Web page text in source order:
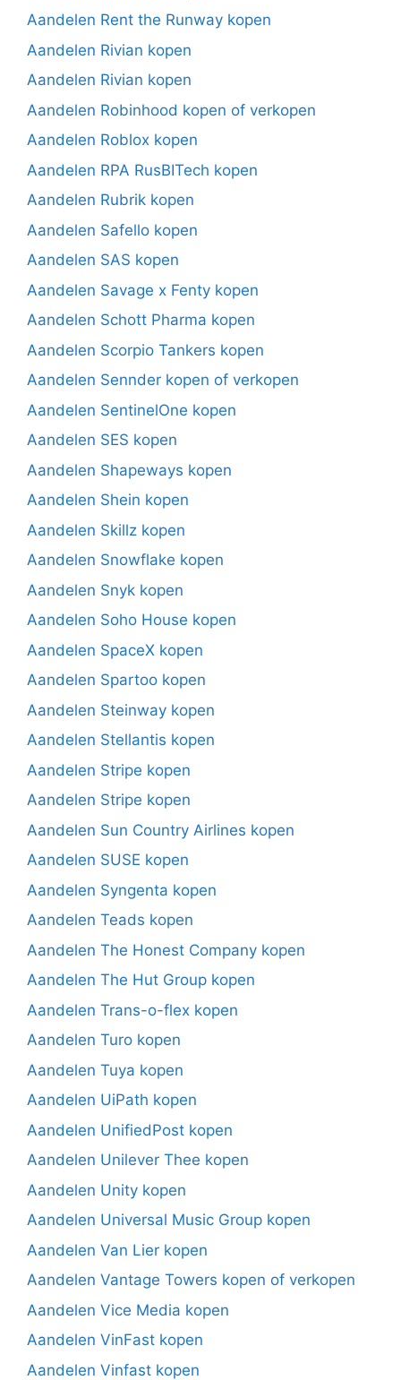
Aandelen Rent the Runway kopen
Aandelen Rivian kopen
Aandelen Rivian kopen
Aandelen Robinhood kopen of verkopen
Aandelen Roblox kopen
Aandelen RPA RusBITech kopen
Aandelen Rubrik kopen
Aandelen Safello kopen
Aandelen SAS kopen
Aandelen Savage x Fenty kopen
Aandelen Schott Pharma kopen
Aandelen Scorpio Tankers kopen
Aandelen Sennder kopen of verkopen
Aandelen SentinelOne kopen
Aandelen SES kopen
Aandelen Shapeways kopen
Aandelen Shein kopen
Aandelen Skillz kopen
Aandelen Snowflake kopen
Aandelen Snyk kopen
Aandelen Soho House kopen
Aandelen SpaceX kopen
Aandelen Spartoo kopen
Aandelen Steinway kopen
Aandelen Stellantis kopen
Aandelen Stripe kopen
Aandelen Stripe kopen
Aandelen Sun Country Airlines kopen
Aandelen SUSE kopen
Aandelen Syngenta kopen
Aandelen Teads kopen
Aandelen The Honest Company kopen
Aandelen The Hut Group kopen
Aandelen Trans-o-flex kopen
Aandelen Turo kopen
Aandelen Tuya kopen
Aandelen UiPath kopen
Aandelen UnifiedPost kopen
Aandelen Unilever Thee kopen
Aandelen Unity kopen
Aandelen Universal Music Group kopen
Aandelen Van Lier kopen
Aandelen Vantage Towers kopen of verkopen
Aandelen Vice Media kopen
Aandelen VinFast kopen
Aandelen Vinfast kopen